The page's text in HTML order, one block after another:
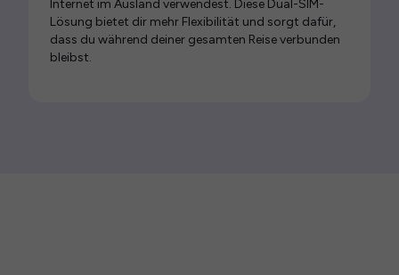
Internet im Ausland verwendest. Diese Dual-SIM-
Lösung bietet dir mehr Flexibilität und sorgt dafür,
dass du während deiner gesamten Reise verbunden
bleibst.